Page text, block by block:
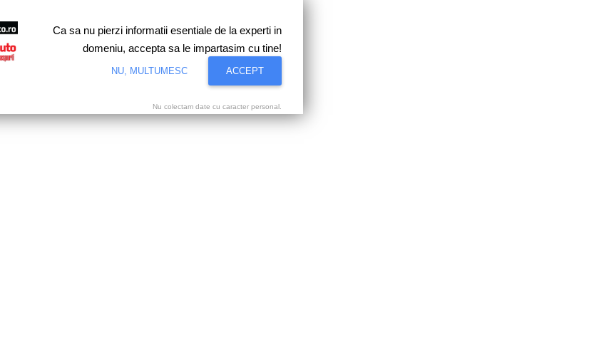
Ca sa nu pierzi informatii esentiale de la experti in
domeniu, accepta sa le impartasim cu tine!
NU, MULTUMESC ACCEPT
Nu colectam date cu caracter personal.